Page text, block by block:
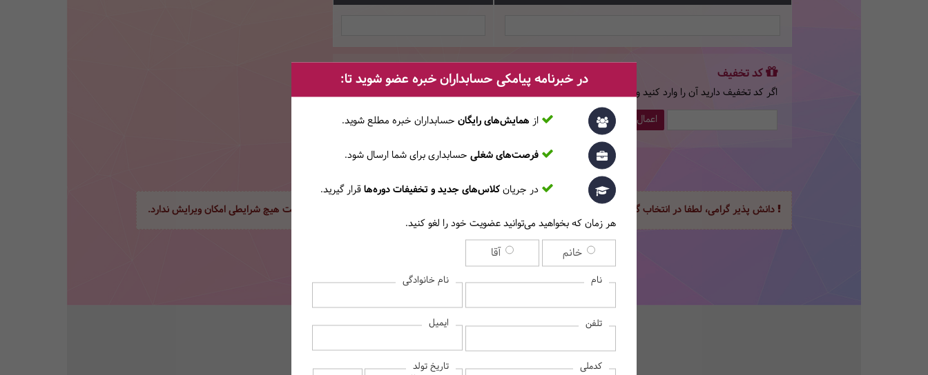
کد تخفیف
اگر کد تخفیف دارید آن را وارد کنید و سپس دکمه «اعمال کد تخفیف» را بزنید.
اعمال کد تخفیف
آیین‌نامه‌ی آموزشی
دانش پذیر گرامی، لطفا در انتخاب گزینه «نحوه ثبت‌نام» و ثبت کلیه‌ی اطلاعات خود دقت نمایید، این فاکتور پس از صدور تحت هیچ شرایطی امکان ویرایش ندارد.
ثبت اطلاعات و ادامه
سرفصل دروس
در خبرنامه پیامکی حسابداران خبره عضو شوید تا:
از همایش‌های رایگان حسابداران خبره مطلع ‎شوید.
فرصت‌های شغلی حسابداری برای شما ارسال شود.
در جریانکلاس‌های جدید و تخفیفات دوره‌هاقرار گیرید.
هر زمان که بخواهید می‌توانید عضویت خود را لغو کنید.
خانم آقا
نام نام خانوادگی
تلفن ایمیل
کدملی تاریخ تولد